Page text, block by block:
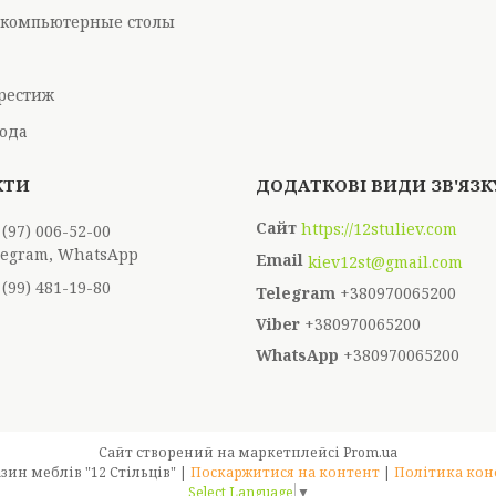
столы
006-52-00
WhatsApp
481-19-80
https://12stuliev.com
kiev12st@gmail.com
+380970065200
+380970065200
+380970065200
Сайт створений на маркетплейсі Prom.ua
Інтернет-магазин меблів "12 Стільців" | Поскаржитися на контент | Політика